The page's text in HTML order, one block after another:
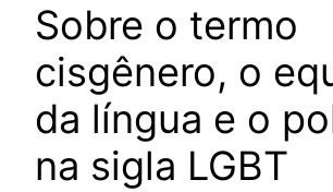
Sobre o termo
cisgênero, o
da língua e o
na sigla LGBT